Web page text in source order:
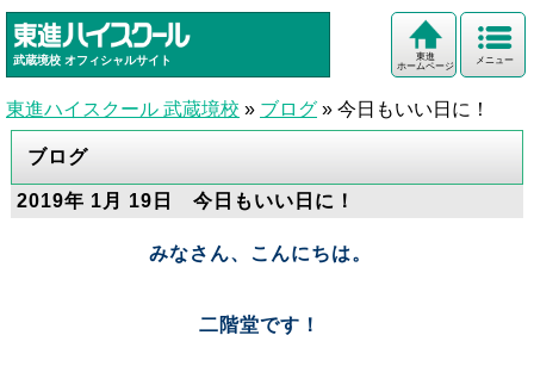
武蔵境校 オフィシャルサイト メニュー
東進
ホームページ
東進ハイスクール 武蔵境校 » ブログ » 今日もいい日に！
ブログ
2019年 1月 19日 今日もいい日に！
みなさん、こんにちは。
二階堂です！